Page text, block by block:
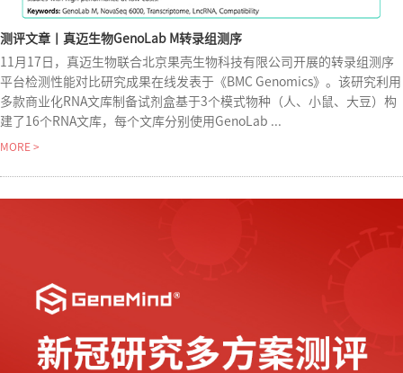
测评文章丨真迈生物GenoLab M转录组测序
11月17日，真迈生物联合北京果壳生物科技有限公司开展的转录组测序
平台检测性能对比研究成果在线发表于《BMC Genomics》。该研究利用
多款商业化RNA文库制备试剂盒基于3个模式物种（人、小鼠、大豆）构
建了16个RNA文库，每个文库分别使用GenoLab ...
MORE >